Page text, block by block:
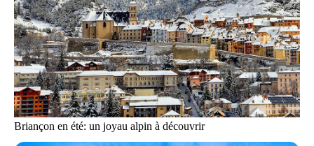
Briançon en été: un joyau alpin à découvrir